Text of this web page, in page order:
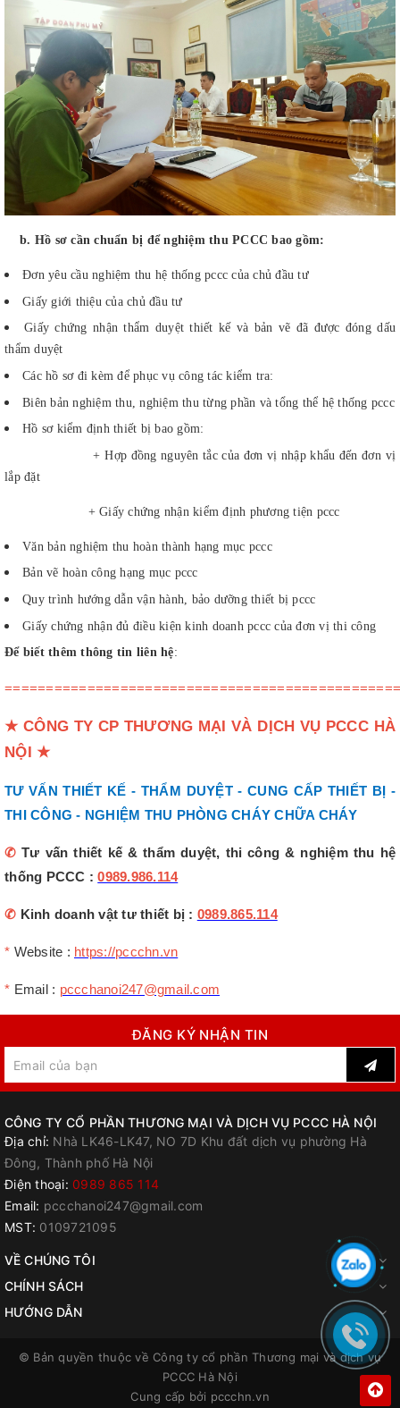
b. Hồ sơ cần chuẩn bị để nghiệm thu PCCC bao gồm:
Đơn yêu cầu nghiệm thu hệ thống pccc của chủ đầu tư
Giấy giới thiệu của chủ đầu tư
Giấy chứng nhận thẩm duyệt thiết kế và bản vẽ đã được đóng dấu
thẩm duyệt
Các hồ sơ đi kèm để phục vụ công tác kiểm tra:
Biên bản nghiệm thu, nghiệm thu từng phần và tổng thể hệ thống pccc
Hồ sơ kiểm định thiết bị bao gồm:
+ Hợp đồng nguyên tắc của đơn vị nhập khẩu đến đơn vị
lắp đặt
+ Giấy chứng nhận kiểm định phương tiện pccc
Văn bản nghiệm thu hoàn thành hạng mục pccc
Bản vẽ hoàn công hạng mục pccc
Quy trình hướng dẫn vận hành, bảo dưỡng thiết bị pccc
Giấy chứng nhận đủ điều kiện kinh doanh pccc của đơn vị thi công
Để biết thêm thông tin liên hệ:
★ CÔNG TY CP THƯƠNG MẠI VÀ DỊCH VỤ PCCC HÀ
NỘI ★
TƯ VẤN THIẾT KẾ - THẨM DUYỆT - CUNG CẤP THIẾT BỊ -
THI CÔNG - NGHIỆM THU PHÒNG CHÁY CHỮA CHÁY
✆ Tư vấn thiết kế & thẩm duyệt, thi công & nghiệm thu hệ
thống PCCC :0989.986.114
✆ Kinh doanh vật tư thiết bị : 0989.865.114
* Website : https://pccchn.vn
* Email : pccchanoi247@gmail.com
ĐĂNG KÝ NHẬN TIN
CÔNG TY CỔ PHẦN THƯƠNG MẠI VÀ DỊCH VỤ PCCC HÀ NỘI
Địa chỉ: Nhà LK46-LK47, NO 7D Khu đất dịch vụ phường Hà
Đông, Thành phố Hà Nội
Điện thoại: 0989 865 114
Email: pccchanoi247@gmail.com
MST: 0109721095
VỀ CHÚNG TÔI
CHÍNH SÁCH
HƯỚNG DẪN
© Bản quyền thuộc về Công ty cổ phần Thương mại và dịch vụ
PCCC Hà Nội
Cung cấp bởi pccchn.vn